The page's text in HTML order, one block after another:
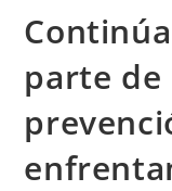
parte de